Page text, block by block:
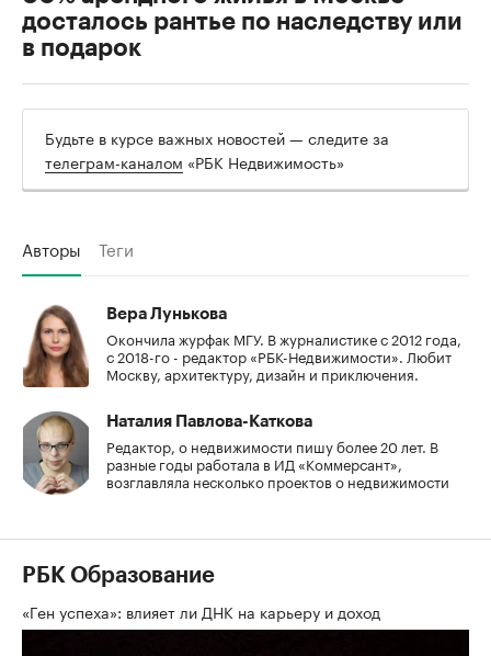
досталось рантье по наследству или
в подарок
Будьте в курсе важных новостей — следите за
телеграм-каналом «РБК Недвижимость»
Авторы Теги
Вера Лунькова
Окончила журфак МГУ. В журналистике с 2012 года,
с 2018-го - редактор «РБК-Недвижимости». Любит
Москву, архитектуру, дизайн и приключения.
Наталия Павлова-Каткова
Редактор, о недвижимости пишу более 20 лет. В
разные годы работала в ИД «Коммерсант»,
возглавляла несколько проектов о недвижимости
РБК Образование
«Ген успеха»: влияет ли ДНК на карьеру и доход